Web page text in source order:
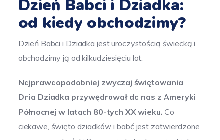
Dzień Babci i Dziadka:
od kiedy obchodzimy?
Dzień Babci i Dziadka jest uroczystością świecką i
obchodzimy ją od kilkudziesięciu lat.
Najprawdopodobniej zwyczaj świętowania
Dnia Dziadka przywędrował do nas z Ameryki
Północnej w latach 80-tych XX wieku. Co
ciekawe, święto dziadków i babć jest zatwierdzone